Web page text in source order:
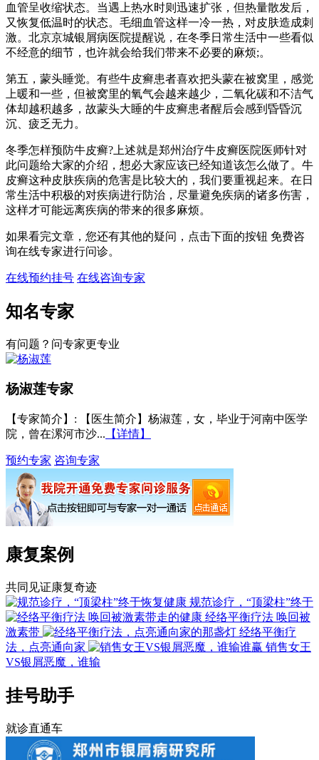
血管呈收缩状态。当遇上热水时则迅速扩张，但热量散发后，
又恢复低温时的状态。毛细血管这样一冷一热，对皮肤造成刺
激。北京京城银屑病医院提醒说，在冬季日常生活中一些看似
不经意的细节，也许就会给我们带来不必要的麻烦;。
第五，蒙头睡觉。有些牛皮癣患者喜欢把头蒙在被窝里，感觉
上暖和一些，但被窝里的氧气会越来越少，二氧化碳和不洁气
体却越积越多，故蒙头大睡的牛皮癣患者醒后会感到昏昏沉
沉、疲乏无力。
冬季怎样预防牛皮癣?上述就是郑州治疗牛皮癣医院医师针对
此问题给大家的介绍，想必大家应该已经知道该怎么做了。牛
皮癣这种皮肤疾病的危害是比较大的，我们要重视起来。在日
常生活中积极的对疾病进行防治，尽量避免疾病的诸多伤害，
这样才可能远离疾病的带来的很多麻烦。
如果看完文章，您还有其他的疑问，点击下面的按钮 免费咨
询在线专家进行问诊。
在线预约挂号 在线咨询专家
知名专家
有问题？问专家更专业
杨淑莲专家
【专家简介】 : 【医生简介】杨淑莲，女，毕业于河南中医学
院，曾在漯河市沙... 【详情】
预约专家 咨询专家
康复案例
共同见证康复奇迹
规范诊疗，“顶梁柱”终于
经络平衡疗法 唤回被
激素带
经络平衡疗
法，点亮通向家
销售女王
VS银屑恶魔，谁输
挂号助手
就诊直通车